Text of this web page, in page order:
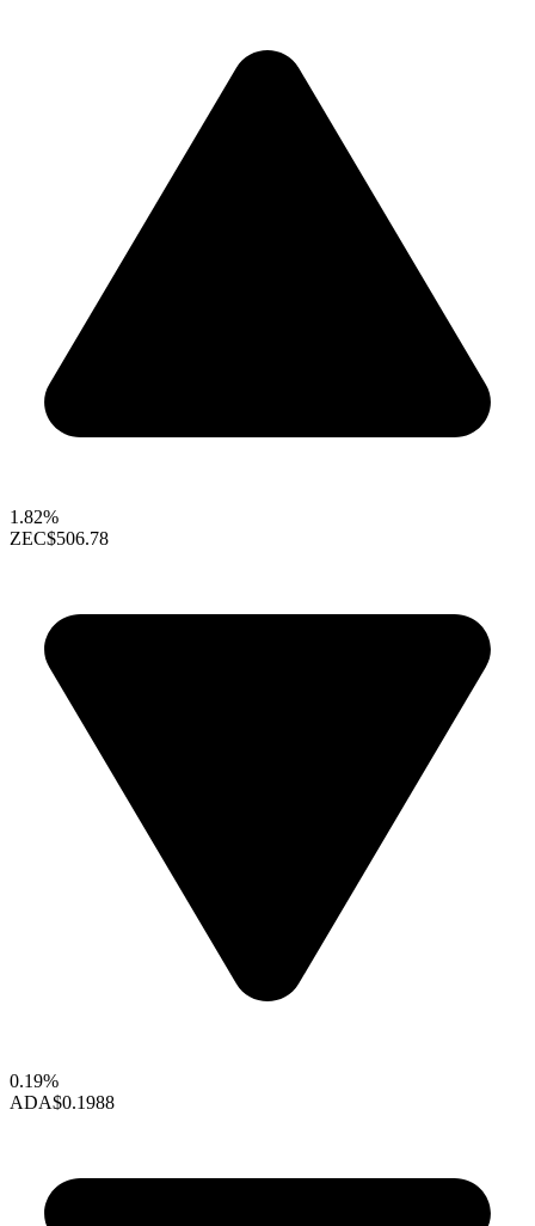
1.82%
ZEC$506.78
0.19%
ADA$0.1988